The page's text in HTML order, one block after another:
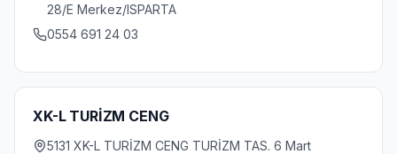
28/E Merkez/ISPARTA
0554 691 24 03
XK-L TURİZM CENG
5131 XK-L TURİZM CENG TURİZM TAS. 6 Mart